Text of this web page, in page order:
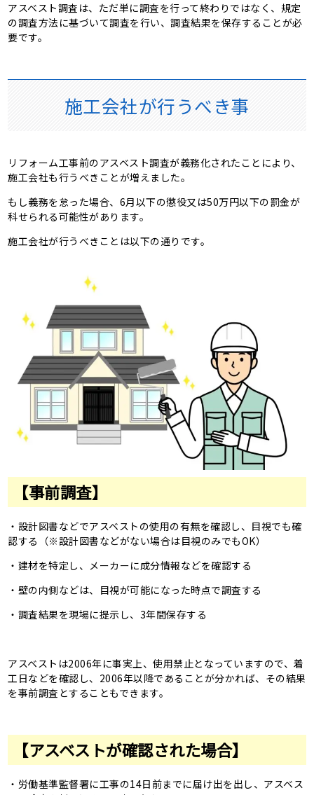
アスベスト調査は、ただ単に調査を行って終わりではなく、規定
の調査方法に基づいて調査を行い、調査結果を保存することが必
要です。
施工会社が行うべき事
リフォーム工事前のアスベスト調査が義務化されたことにより、
施工会社も行うべきことが増えました。
もし義務を怠った場合、6月以下の懲役又は50万円以下の罰金が
科せられる可能性があります。
施工会社が行うべきことは以下の通りです。
【事前調査】
・設計図書などでアスベストの使用の有無を確認し、目視でも確
認する（※設計図書などがない場合は目視のみでもOK）
・建材を特定し、メーカーに成分情報などを確認する
・壁の内側などは、目視が可能になった時点で調査する
・調査結果を現場に提示し、3年間保存する
アスベストは2006年に事実上、使用禁止となっていますので、着
工日などを確認し、2006年以降であることが分かれば、その結果
を事前調査とすることもできます。
【アスベストが確認された場合】
・労働基準監督署に工事の14日前までに届け出を出し、アスベス